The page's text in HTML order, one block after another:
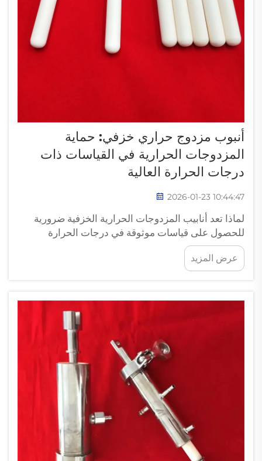
أنبوب مزدوج حراري خزفي: حماية
المزدوجات الحرارية في القياسات ذات
درجات الحرارة العالية
2026-01-23 10:44:47
لماذا تعد أنابيب المزدوجات الحرارية الخزفية ضرورية
للحصول على قياسات موثوقة في درجات الحرارة
المزدوجات الحرارية في التلف السريع من الناحيتين
عرض المزيد